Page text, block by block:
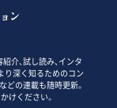
介、試し読み、インタ
り深く知るためのコン
どの連載も随時更新。
けください。